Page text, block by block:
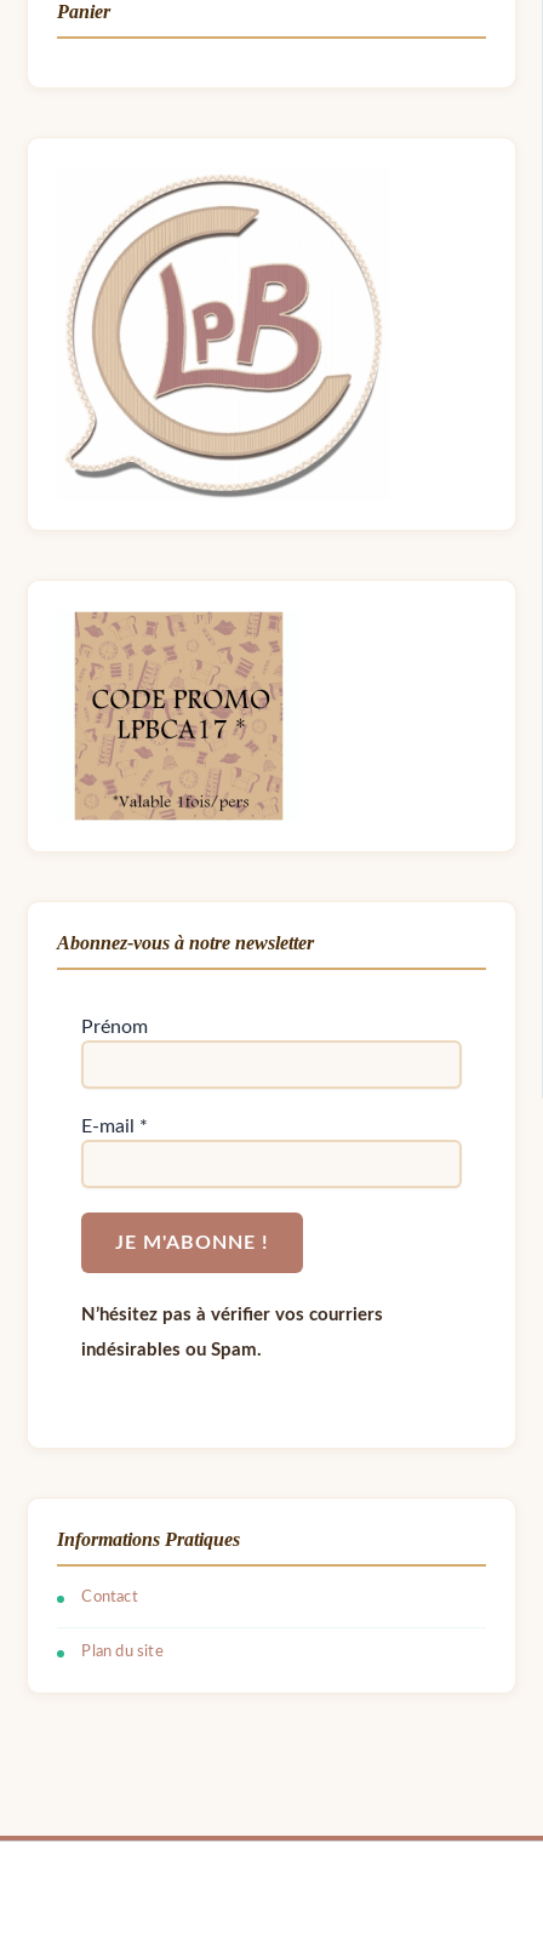
Panier
Abonnez-vous à notre newsletter
Prénom
E-mail *
N’hésitez pas à vérifier vos courriers
indésirables ou Spam.
Informations Pratiques
Contact
Plan du site